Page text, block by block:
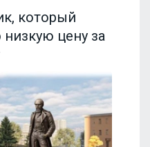
который
цену за